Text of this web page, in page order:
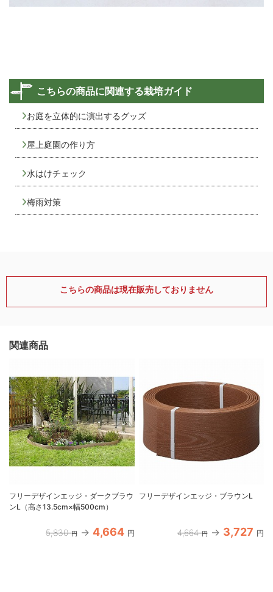
こちらの商品に関連する栽培ガイド
お庭を立体的に演出するグッズ
屋上庭園の作り方
水はけチェック
梅雨対策
こちらの商品は現在販売しておりません
関連商品
フリーデザインエッジ・ダークブラウ
ンL（高さ13.5cm×幅500cm）
5,830 円 4,664 円
フリーデザインエッジ・ブラウンL
4,664 円 3,727 円